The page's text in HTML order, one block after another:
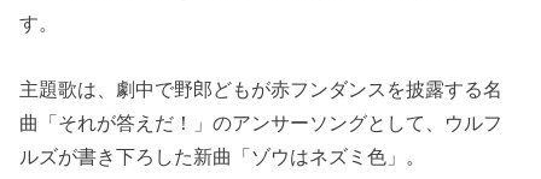
す。
主題歌は、劇中で野郎どもが赤フンダンスを披露する名
曲「それが答えだ！」のアンサーソングとして、ウルフ
ルズが書き下ろした新曲「ゾウはネズミ色」。